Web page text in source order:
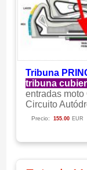
Tribuna
tribuna
entradas moto
Circuito
Precio: 155.00 EUR